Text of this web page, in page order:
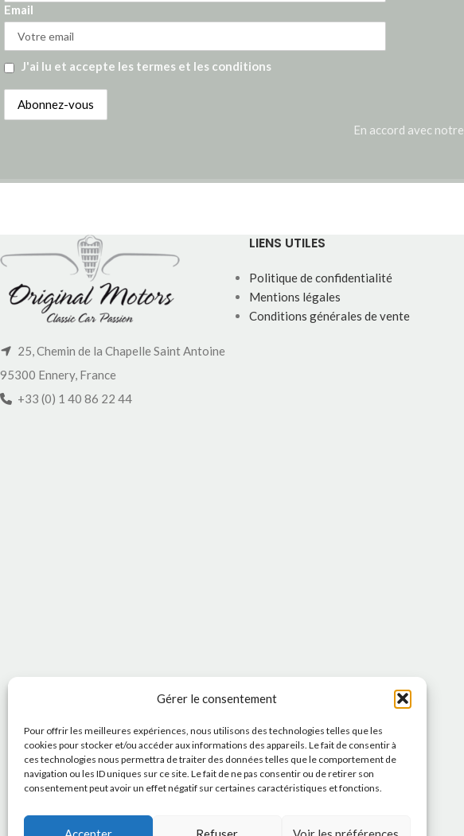
Gérer le consentement
Pour offrir les meilleures expériences, nous utilisons des technologies telles que les
cookies pour stocker et/ou accéder aux informations des appareils. Le fait de consentir à
ces technologies nous permettra de traiter des données telles que le comportement de
navigation ou les ID uniques sur ce site. Le fait de ne pas consentir ou de retirer son
consentement peut avoir un effet négatif sur certaines caractéristiques et fonctions.
Email
J'ai lu et accepte les termes et les conditions
En accord avec notre
25, Chemin de la Chapelle Saint Antoine
95300 Ennery, France
+33 (0) 1 40 86 22 44
LIENS UTILES
Politique de confidentialité
Mentions légales
Conditions générales de vente